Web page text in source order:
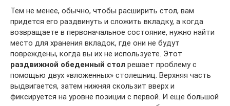
Тем не менее, обычно, чтобы расширить стол, вам
придется его раздвинуть и сложить вкладку, а когда
возвращаете в первоначальное состояние, нужно найти
место для хранения вкладок, где они не будут
повреждены, когда вы их не используете. Этот
раздвижной обеденный стол решает проблему с
помощью двух «вложенных» столешниц. Верхняя часть
выдвигается, затем нижняя скользит вверх и
фиксируется на уровне позиции с первой. И еще большой